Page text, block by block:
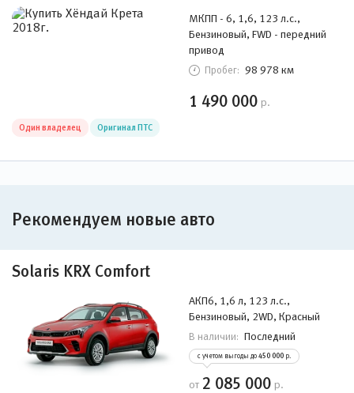
МКПП - 6, 1,6, 123 л.с.,
Бензиновый, FWD - передний
привод
Пробег: 98 978 км
1 490 000 р.
Один владелец Оригинал ПТС
Рекомендуем новые авто
Solaris KRX Comfort
АКП6, 1,6 л, 123 л.с.,
Бензиновый, 2WD, Красный
В наличии: Последний
с учетом выгоды до 450 000 р.
от 2 085 000 р.